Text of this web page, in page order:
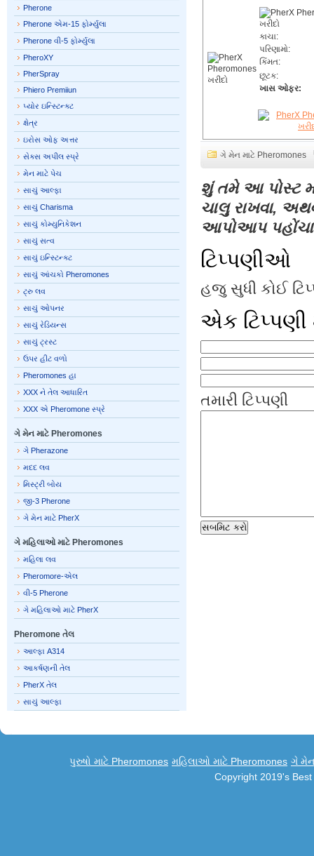
કાચા:
પરિણામો:
કિંમત:
છૂટક:
ખાસ ઓફર:
ગે મેન માટે Pheromones
શું તમે આ પોસ્ટ
ચાલુ રાખવા,
આપોઆપ
ટિપ્પણીઓ
હજુ સુધી કોઈ
એક ટિપ્પણી
તમારી ટિપ્પણી
Pherone
Pherone એમ-15 ફોર્મ્યુલા
Pherone વી-5 ફોર્મ્યુલા
PheroXY
PherSpray
Phiero Premiiun
પ્યોર ઇન્સ્ટિન્ક્ટ
ક્ષેત્ર
ઇરોસ ઓફ અત્તર
સેક્સ અપીલ સ્પ્રે
મેન માટે પેચ
સાચું આલ્ફા
સાચું Charisma
સાચું કોમ્યુનિકેશન
સાચું સત્વ
સાચું ઇન્સ્ટિન્ક્ટ
સાચું આંચકો Pheromones
ટ્રુ લવ
સાચું ઓપનર
સાચું રેડિયન્સ
સાચું ટ્રસ્ટ
ઉપર હીટ વળો
Pheromones હા
XXX ને તેલ આધારિત
XXX એ Pheromone સ્પ્રે
ગે મેન માટે Pheromones
ગે Pherazone
મદદ લવ
મિસ્ટ્રી બોય
જી-3 Pherone
ગે મેન માટે PherX
ગે મહિલાઓ માટે Pheromones
મહિલા લવ
Pheromore-એલ
વી-5 Pherone
ગે મહિલાઓ માટે PherX
Pheromone તેલ
આલ્ફા A314
આકર્ષણની તેલ
PherX તેલ
સાચું આલ્ફા
પુરુષો માટે Pheromones મહિલાઓ માટે Pheromones ગે મેન
Copyright 2019's